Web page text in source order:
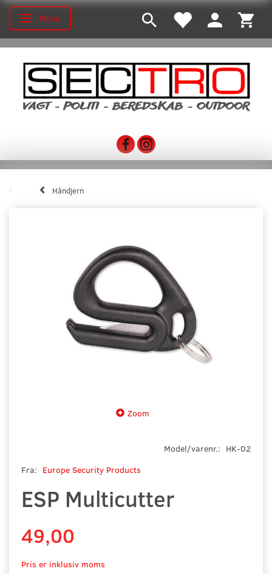
Skifte navigation
Menu
Håndjern
Zoom
Model/varenr.: HK-02
Fra: Europe Security Products
ESP Multicutter
49,00
Pris er inklusiv moms